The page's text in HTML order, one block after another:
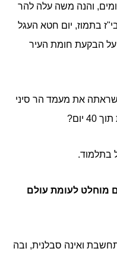
והנה משה עלה להר
שב רק בי"ז בתמוז, יום חטא העגל
על הבקעת חומת העיר
שראתה את מעמד הר סיני
בתלמוד.
מוחלט לעומת עולם
ואינה סבלנית, ובה